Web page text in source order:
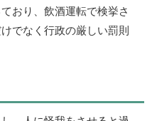
おり、飲酒運転で検挙さ
でなく行政の厳しい罰則